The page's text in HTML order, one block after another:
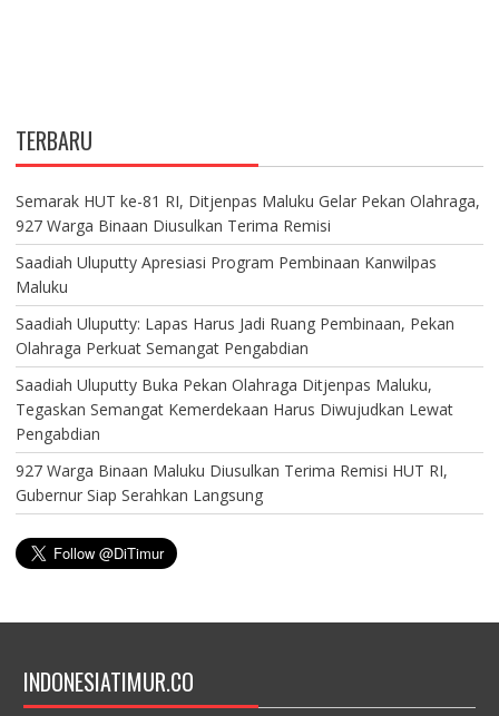
TERBARU
Semarak HUT ke-81 RI, Ditjenpas Maluku Gelar Pekan Olahraga,
927 Warga Binaan Diusulkan Terima Remisi
Saadiah Uluputty Apresiasi Program Pembinaan Kanwilpas
Maluku
Saadiah Uluputty: Lapas Harus Jadi Ruang Pembinaan, Pekan
Olahraga Perkuat Semangat Pengabdian
Saadiah Uluputty Buka Pekan Olahraga Ditjenpas Maluku,
Tegaskan Semangat Kemerdekaan Harus Diwujudkan Lewat
Pengabdian
927 Warga Binaan Maluku Diusulkan Terima Remisi HUT RI,
Gubernur Siap Serahkan Langsung
INDONESIATIMUR.CO